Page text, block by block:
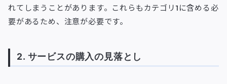
れてしまうことがあります。これらもカテゴリ1に含める必
要があるため、注意が必要です。
2. サービスの購入の見落とし